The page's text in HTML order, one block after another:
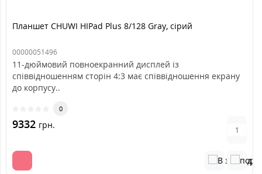
Планшет CHUWI HIPad Plus 8/128 Gray, сірий
00000051496
11-дюймовий повноекранний дисплей із
співвідношенням сторін 4:3 має співвідношення екрану
до корпусу..
0
9332 грн.